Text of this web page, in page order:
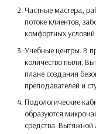
Частные мастера,
потоке клиентов,
комфортных
Учебные центры. В
количество пыли.
плане создания
преподавателей и
Подологические
образуются
средства. Вытяжной